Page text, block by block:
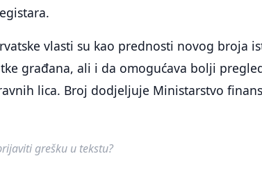
vlasti su kao prednosti novog broja
građana, ali i da omogućava bolji
lica. Broj dodjeljuje Ministarstvo
grešku u tekstu?